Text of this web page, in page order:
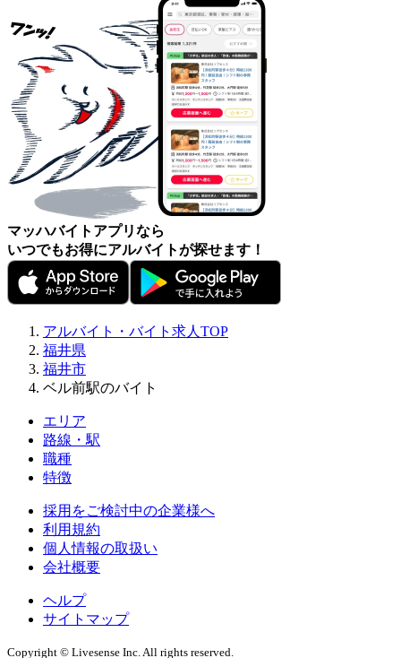
マッハバイトアプリなら
いつでもお得にアルバイトが探せます！
アルバイト・バイト求人TOP
福井県
福井市
ベル前駅のバイト
エリア
路線・駅
職種
特徴
採用をご検討中の企業様へ
利用規約
個人情報の取扱い
会社概要
ヘルプ
サイトマップ
Copyright © Livesense Inc. All rights reserved.